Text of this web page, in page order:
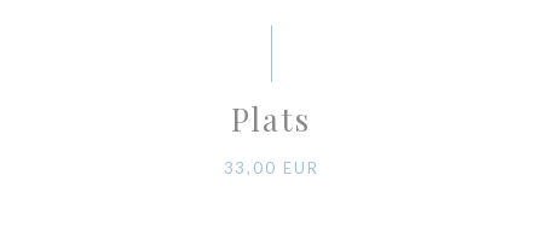
Plats
33,00 EUR